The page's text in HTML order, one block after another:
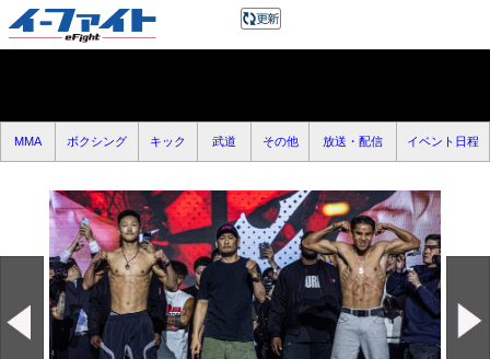
MMA ボクシング キック 武道 その他 放送・配信 イベント日程